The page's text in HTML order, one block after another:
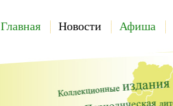
Главная Новости Афиша